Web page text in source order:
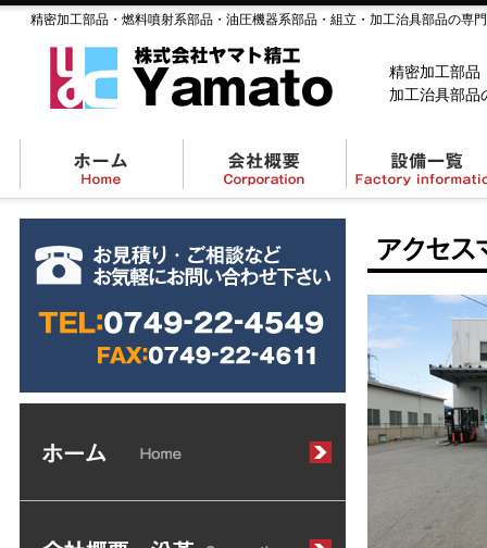
精密加工部品・燃料噴射系部品・油圧機器系部品・組立・加工治具部品の専
精密加工部品
加工治具部品